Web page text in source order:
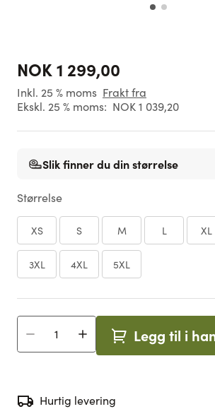
NOK 1 299,00
Inkl. 25 % moms Frakt fra
Ekskl. 25 % moms: NOK 1 039,20
Slik finner du din størrelse
Størrelse
XS S M L XL
3XL 4XL 5XL
Antall Legg til i
Hurtig levering